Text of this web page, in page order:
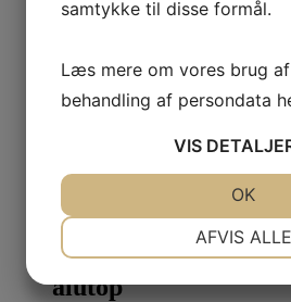
Kogeplade til
810,856, 300, 910,
Væghængt brændeovn
Contura 856 W med
alutop
samtykke til disse formål.
Læs mere om vores brug
behandling af persondata
VIS
AFVIS ALLE
OK